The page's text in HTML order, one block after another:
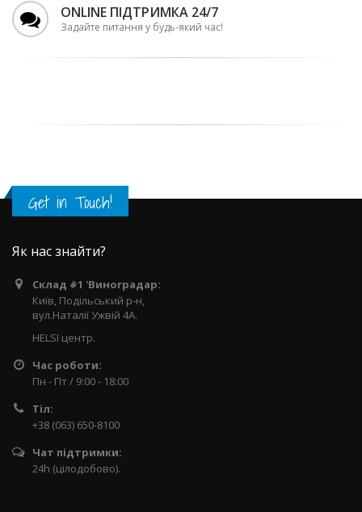
ONLINE ПІДТРИМКА 24/7
Задайте питання у будь-який час!
Get in Touch!
Як нас знайти?
Склад #1 'Виноградар:
Київ, Подільський р-н,
вул.Наталії Ужвій 4А.
HELSI центр.
Час роботи:
Пн - Пт / 9:00 - 18:00
Тіл:
+38 (063) 650-8100
Чат підтримки:
24h (цілодобово).